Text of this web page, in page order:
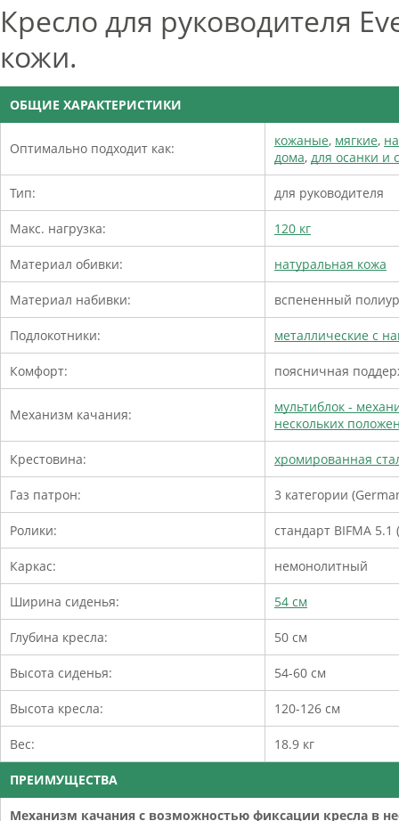
Кресло для руководителя
кожи.
ОБЩИЕ ХАРАКТЕРИСТИКИ
Оптимально подходит как: кожаные, мягкие,
дома, для осанки и
Тип: для руководителя
Макс. нагрузка: 120 кг
Материал обивки: натуральная кожа
Материал набивки: вспененный
Подлокотники: металлические с
Комфорт: поясничная
Механизм качания:
мультиблок -
нескольких
Крестовина: хромированная
Газ патрон: 3 категории
Ролики: стандарт BIFMA
Каркас: немонолитный
Ширина сиденья: 54 см
Глубина кресла: 50 см
Высота сиденья: 54-60 см
Высота кресла: 120-126 см
Вес: 18.9 кг
ПРЕИМУЩЕСТВА
Механизм качания с возможностью фиксации кресла в